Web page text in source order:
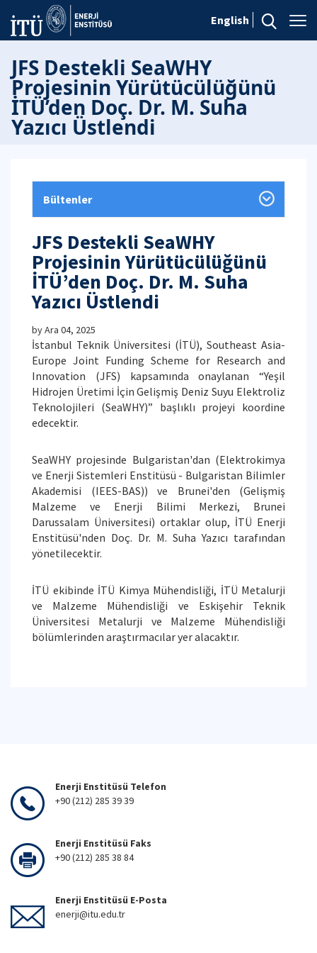
English
JFS Destekli SeaWHY
Projesinin Yürütücülüğünü
İTÜ’den Doç. Dr. M. Suha
Yazıcı Üstlendi
Bültenler
JFS Destekli SeaWHY
Projesinin Yürütücülüğünü
İTÜ’den Doç. Dr. M. Suha
Yazıcı Üstlendi
byAra 04, 2025
İstanbul Teknik Üniversitesi (İTÜ), Southeast Asia-
Europe Joint Funding Scheme for Research and
Innovation (JFS) kapsamında onaylanan “Yeşil
Hidrojen Üretimi İçin Gelişmiş Deniz Suyu Elektroliz
Teknolojileri (SeaWHY)” başlıklı projeyi koordine
edecektir.
SeaWHY projesinde Bulgaristan'dan (Elektrokimya
ve Enerji Sistemleri Enstitüsü - Bulgaristan Bilimler
Akademisi (IEES-BAS)) ve Brunei'den (Gelişmiş
Malzeme ve Enerji Bilimi Merkezi, Brunei
Darussalam Üniversitesi) ortaklar olup, İTÜ Enerji
Enstitüsü'nden Doç. Dr. M. Suha Yazıcı tarafından
yönetilecektir.
İTÜ ekibinde İTÜ Kimya Mühendisliği, İTÜ Metalurji
ve Malzeme Mühendisliği ve Eskişehir Teknik
Üniversitesi Metalurji ve Malzeme Mühendisliği
bölümlerinden araştırmacılar yer alacaktır.
Enerji Enstitüsü Telefon
+90 (212) 285 39 39
Enerji Enstitüsü Faks
+90 (212) 285 38 84
Enerji Enstitüsü E-Posta
enerji@itu.edu.tr